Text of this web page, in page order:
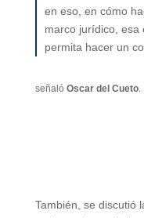
en eso, en cómo
marco jurídico, esa
permita hacer un
señaló Oscar del Cueto.
También, se discutió